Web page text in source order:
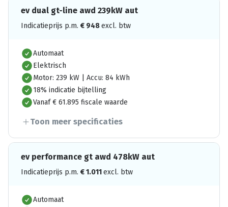
ev dual gt-line awd 239kW aut
Indicatieprijs p.m. € 948excl. btw
Automaat
Elektrisch
Motor: 239 kW | Accu: 84 kWh
18% indicatie bijtelling
Vanaf € 61.895 fiscale waarde
Toon meer specificaties
ev performance gt awd 478kW aut
Indicatieprijs p.m. €1.011excl. btw
Automaat